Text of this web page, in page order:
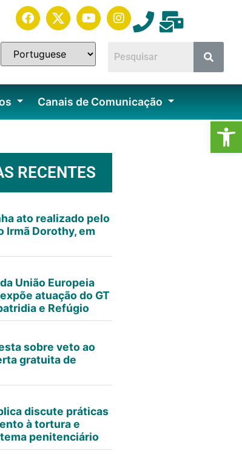
Canais de Comunicação
RECENTES
ato realizado pelo
Irmã Dorothy, em
União Europeia
atuação do GT
e Refúgio
sobre veto ao
gratuita de
discute práticas
à tortura e
penitenciário